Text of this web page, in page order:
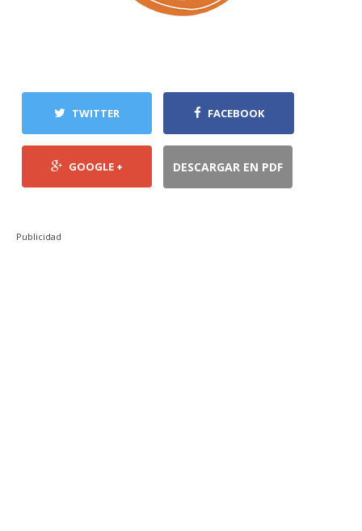
TWITTER FACEBOOK
GOOGLE + DESCARGAR EN PDF
Publicidad